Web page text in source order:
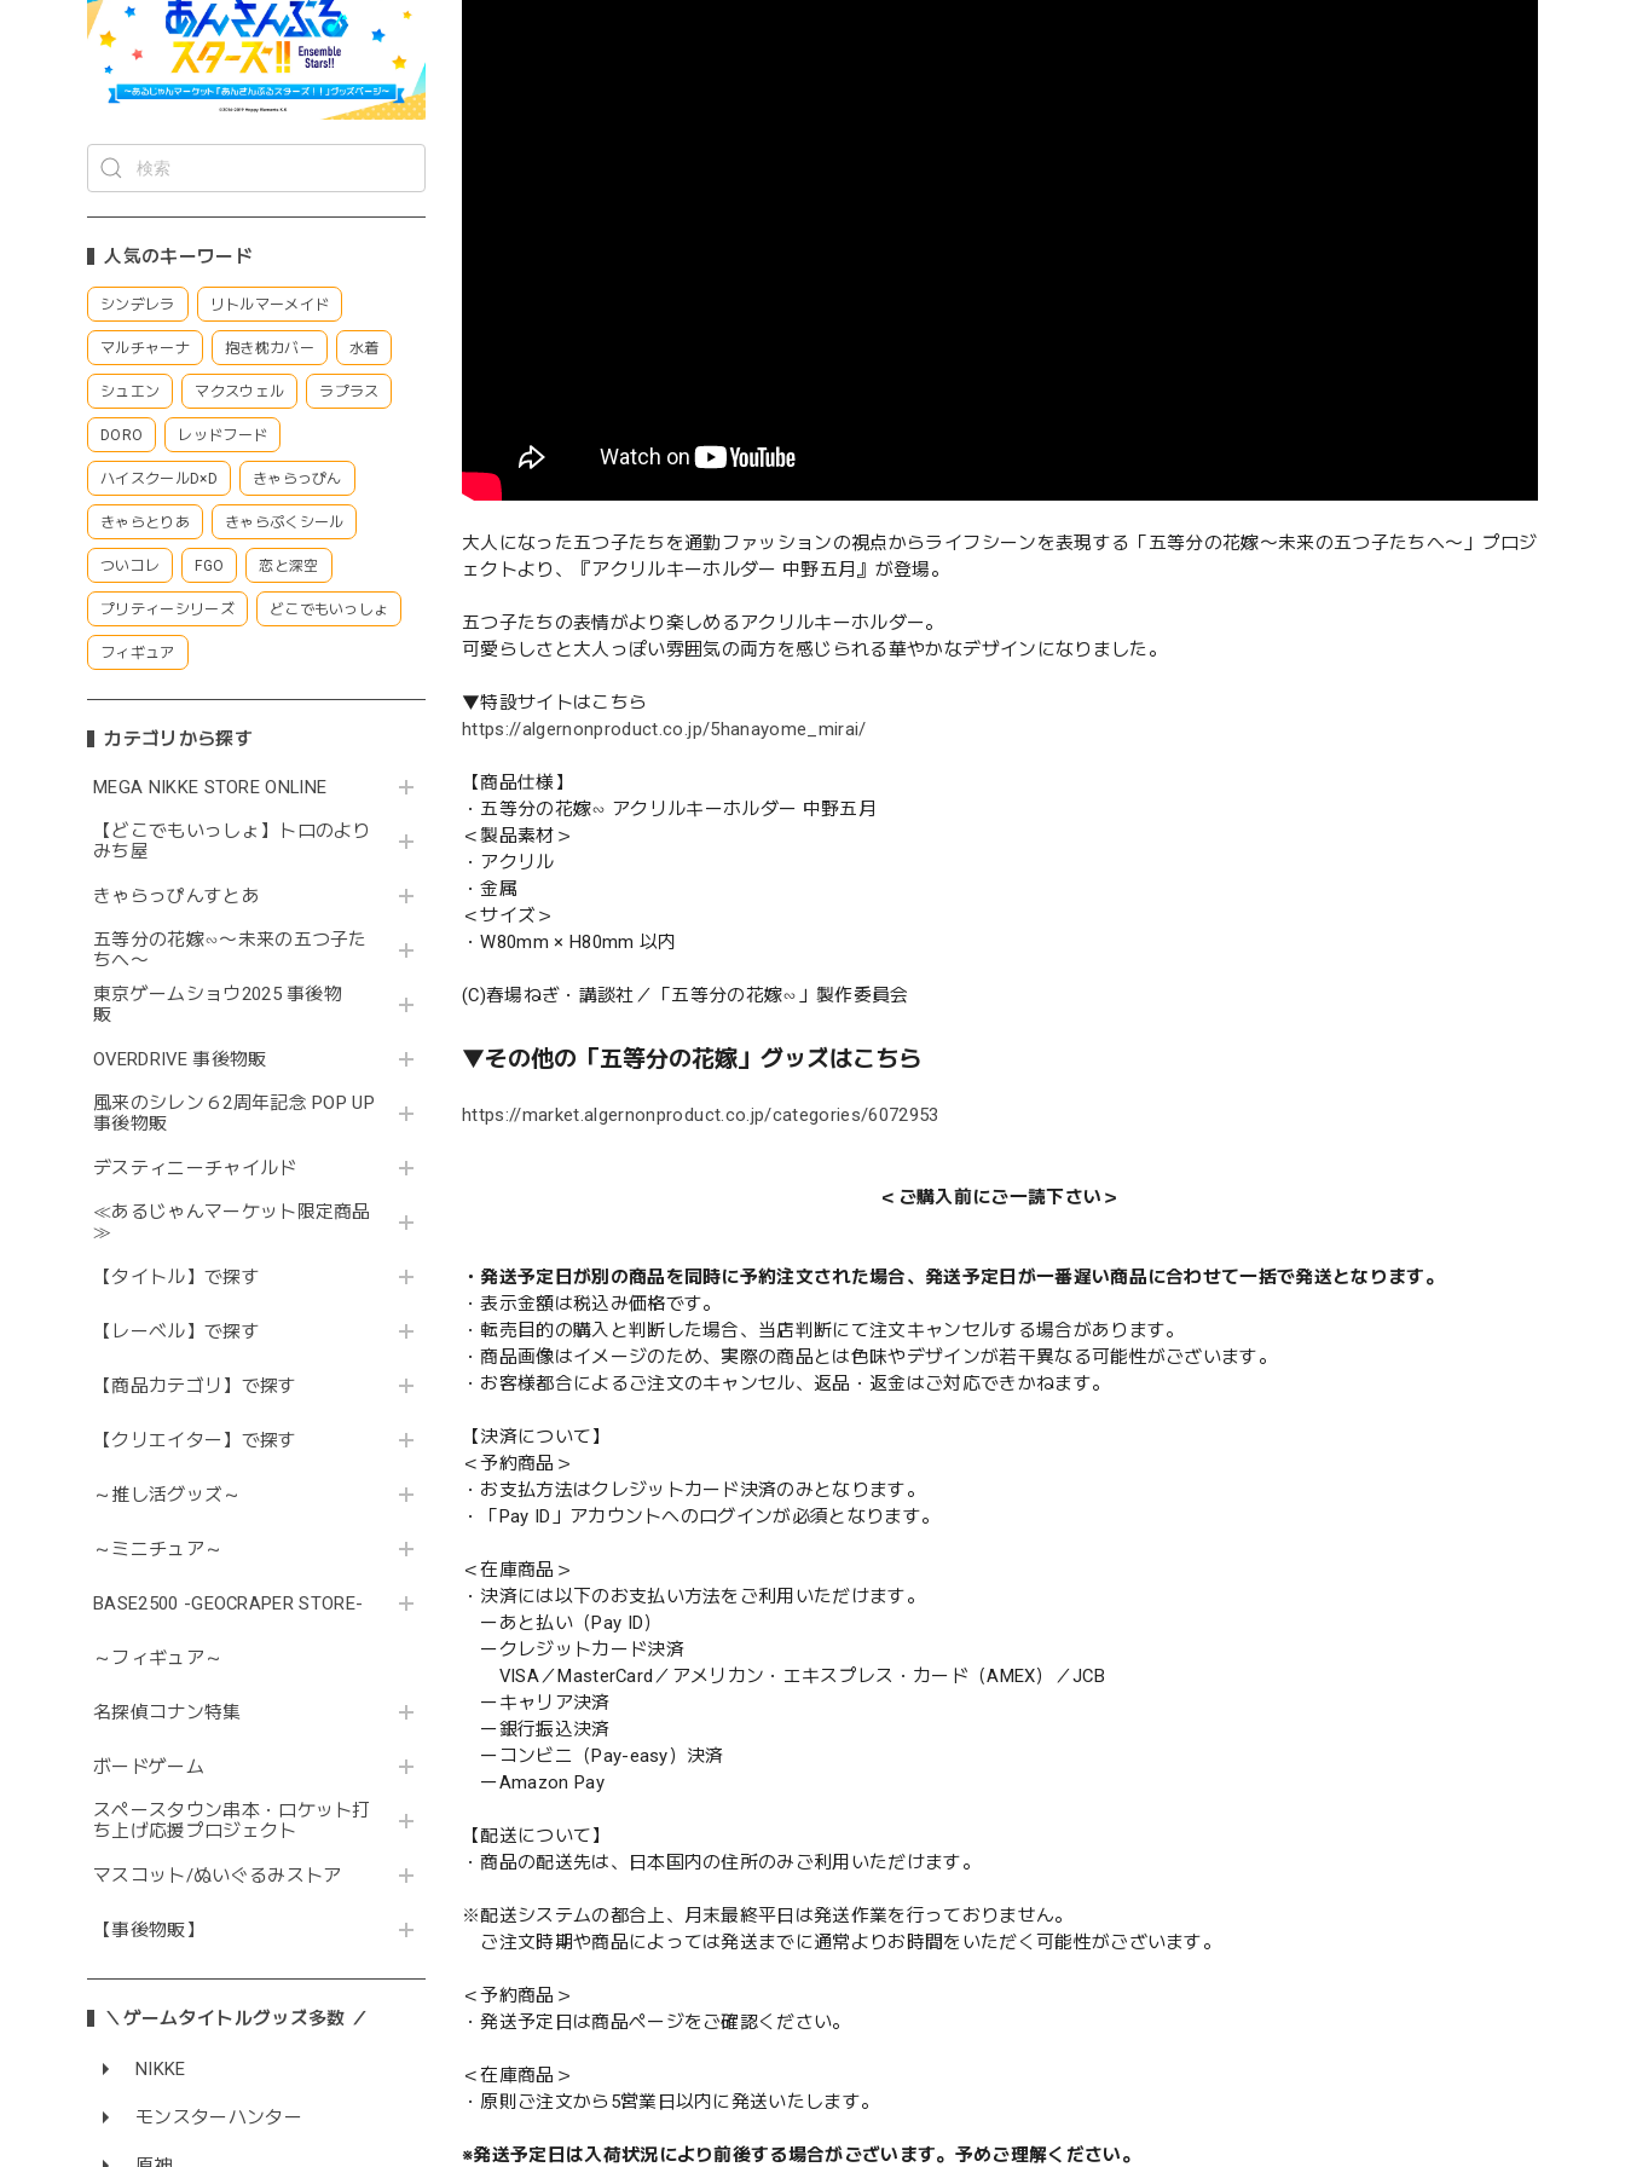
人気のキーワード
シンデレラ リトルマーメイド
マルチャーナ 抱き枕カバー 水着
シュエン マクスウェル ラプラス
DORO レッドフード
ハイスクールD×D きゃらっぴん
きゃらとりあ きゃらぷくシール
ついコレ FGO 恋と深空
プリティーシリーズ どこでもいっしょ
フィギュア
カテゴリから探す
MEGA NIKKE STORE ONLINE
【どこでもいっしょ】トロのより
みち屋
きゃらっぴんすとあ
五等分の花嫁∽〜未来の五つ子た
ちへ〜
東京ゲームショウ2025 事後物
販
OVERDRIVE 事後物販
風来のシレン６2周年記念 POP UP
事後物販
デスティニーチャイルド
≪あるじゃんマーケット限定商品
≫
【タイトル】で探す
【レーベル】で探す
【商品カテゴリ】で探す
【クリエイター】で探す
～推し活グッズ～
～ミニチュア～
BASE2500 -GEOCRAPER STORE-
～フィギュア～
名探偵コナン特集
ボードゲーム
スペースタウン串本・ロケット打
ち上げ応援プロジェクト
マスコット/ぬいぐるみストア
【事後物販】
＼ゲームタイトルグッズ多数 ／
NIKKE
モンスターハンター
大人になった五つ子たちを通勤ファッションの視点からライフシーンを表現する「五等分の花嫁〜未来の五つ子たちへ〜」プロジ
ェクトより、『アクリルキーホルダー 中野五月』が登場。
五つ子たちの表情がより楽しめるアクリルキーホルダー。
可愛らしさと大人っぽい雰囲気の両方を感じられる華やかなデザインになりました。
▼特設サイトはこちら
https://algernonproduct.co.jp/5hanayome_mirai/
【商品仕様】
・五等分の花嫁∽ アクリルキーホルダー 中野五月
＜製品素材＞
・アクリル
・金属
＜サイズ＞
・W80mm × H80mm 以内
(C)春場ねぎ・講談社／「五等分の花嫁∽」製作委員会
▼その他の「五等分の花嫁」グッズはこちら
https://market.algernonproduct.co.jp/categories/6072953
＜ご購入前にご一読下さい＞
・発送予定日が別の商品を同時に予約注文された場合、発送予定日が一番遅い商品に合わせて一括で発送となります。
・表示金額は税込み価格です。
・転売目的の購入と判断した場合、当店判断にて注文キャンセルする場合があります。
・商品画像はイメージのため、実際の商品とは色味やデザインが若干異なる可能性がございます。
・お客様都合によるご注文のキャンセル、返品・返金はご対応できかねます。
【決済について】
＜予約商品＞
・お支払方法はクレジットカード決済のみとなります。
・「Pay ID」アカウントへのログインが必須となります。
＜在庫商品＞
・決済には以下のお支払い方法をご利用いただけます。
ーあと払い（Pay ID）
ークレジットカード決済
VISA／MasterCard／アメリカン・エキスプレス・カード（AMEX）／JCB
ーキャリア決済
ー銀行振込決済
ーコンビニ（Pay-easy）決済
ーAmazon Pay
【配送について】
・商品の配送先は、日本国内の住所のみご利用いただけます。
※配送システムの都合上、月末最終平日は発送作業を行っておりません。
ご注文時期や商品によっては発送までに通常よりお時間をいただく可能性がございます。
＜予約商品＞
・発送予定日は商品ページをご確認ください。
＜在庫商品＞
・原則ご注文から5営業日以内に発送いたします。
※発送予定日は入荷状況により前後する場合がございます。予めご理解ください。